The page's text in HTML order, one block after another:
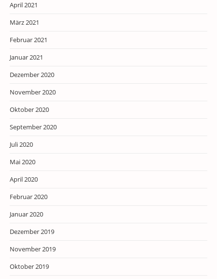
April 2021
März 2021
Februar 2021
Januar 2021
Dezember 2020
November 2020
Oktober 2020
September 2020
Juli 2020
Mai 2020
April 2020
Februar 2020
Januar 2020
Dezember 2019
November 2019
Oktober 2019